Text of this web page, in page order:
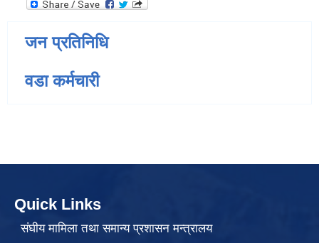
जन प्रतिनिधि
वडा कर्मचारी
Quick Links
संघीय मामिला तथा समान्य प्रशासन मन्त्रालय